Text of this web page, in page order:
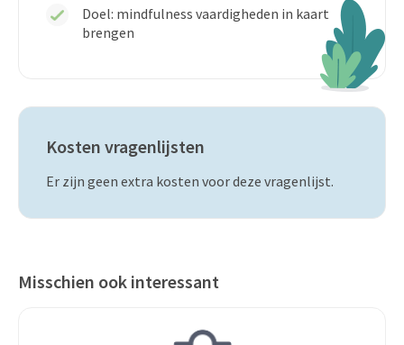
Doel: mindfulness vaardigheden in kaart
brengen
Kosten vragenlijsten
Er zijn geen extra kosten voor deze vragenlijst.
Misschien ook interessant